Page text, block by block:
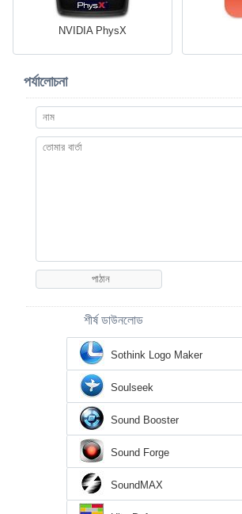
NVIDIA PhysX
পর্যালোচনা
শীর্ষ ডাউনলোড
Sothink Logo Maker
Soulseek
Sound Booster
Sound Forge
SoundMAX